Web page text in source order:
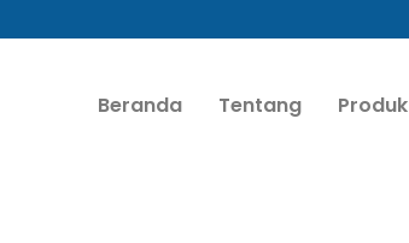
Beranda
Tentang Produk